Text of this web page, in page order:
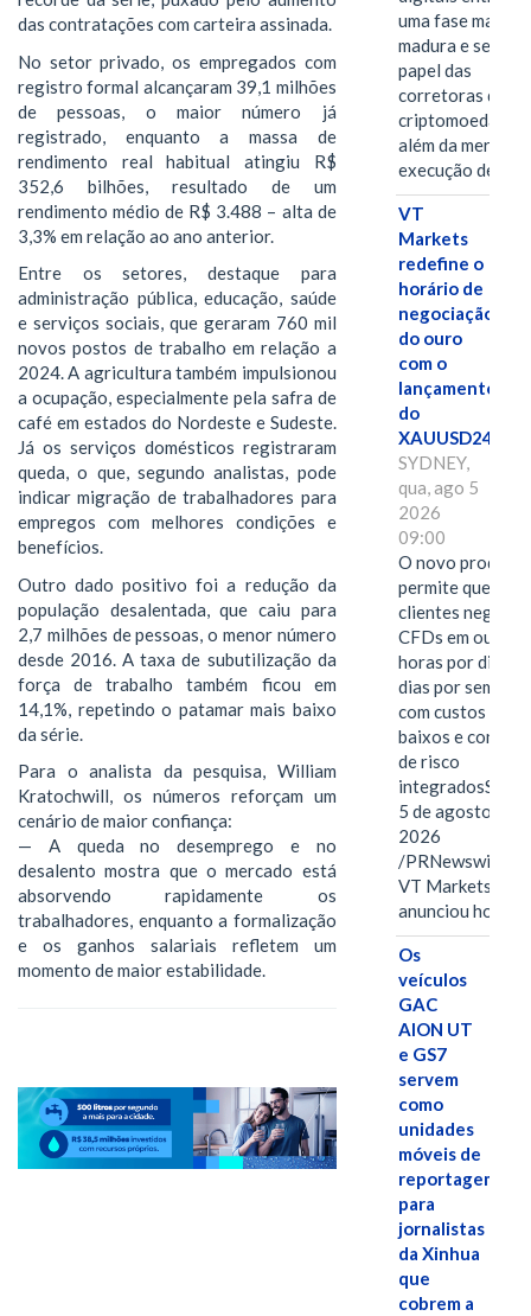
das contratações com carteira assinada.
No setor privado, os empregados com
registro formal alcançaram 39,1 milhões
de pessoas, o maior número já
registrado, enquanto a massa de
rendimento real habitual atingiu R$
352,6 bilhões, resultado de um
rendimento médio de R$ 3.488 – alta de
3,3% em relação ao ano anterior.
Entre os setores, destaque para
administração pública, educação, saúde
e serviços sociais, que geraram 760 mil
novos postos de trabalho em relação a
2024. A agricultura também impulsionou
a ocupação, especialmente pela safra de
café em estados do Nordeste e Sudeste.
Já os serviços domésticos registraram
queda, o que, segundo analistas, pode
indicar migração de trabalhadores para
empregos com melhores condições e
benefícios.
Outro dado positivo foi a redução da
população desalentada, que caiu para
2,7 milhões de pessoas, o menor número
desde 2016. A taxa de subutilização da
força de trabalho também ficou em
14,1%, repetindo o patamar mais baixo
da série.
Para o analista da pesquisa, William
Kratochwill, os números reforçam um
cenário de maior confiança:
— A queda no desemprego e no
desalento mostra que o mercado está
absorvendo rapidamente os
trabalhadores, enquanto a formalização
e os ganhos salariais refletem um
momento de maior estabilidade.
uma fase mais
madura e
papel das
corretoras de
criptomoedas
além da mera
execução de…
VT
Markets
redefine o
horário de
negociação
do ouro
com o
lançamento
do
XAUUSD247
SYDNEY,
qua, ago 5
2026
09:00
O novo produto
permite que os
clientes
CFDs em ouro
horas por dia,
dias por semana,
com custos mais
baixos e
de risco
5 de agosto de
2026
/PRNewswire/
VT Markets
anunciou hoje
Os
veículos
GAC
AION UT
e GS7
servem
como
unidades
móveis de
reportagem
para
jornalistas
da Xinhua
que
cobrem a